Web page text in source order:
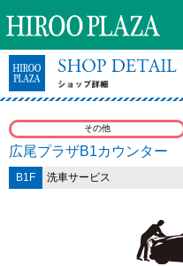
その他
広尾プラザB1カウンター
B1F 洗車サービス